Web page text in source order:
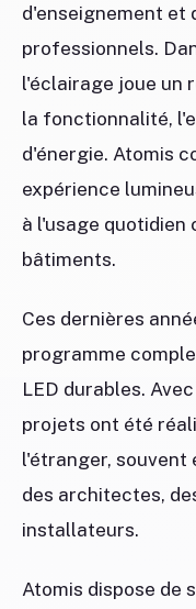
d'enseignement et
professionnels.
l'éclairage joue un
la fonctionnalité,
d'énergie. Atomis
expérience
à l'usage quotidien
bâtiments.
Ces dernières
programme
LED durables.
projets ont été
l'étranger, souvent
des architectes,
installateurs.
Atomis dispose de